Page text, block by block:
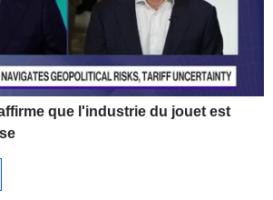
que l'industrie du jouet est